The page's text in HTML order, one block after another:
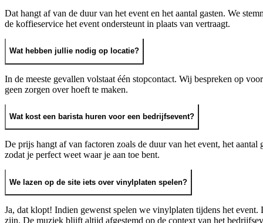
Dat hangt af van de duur van het event en het aantal gasten. We
de koffieservice het event ondersteunt in plaats van vertraagt.
Wat hebben jullie nodig op locatie?
In de meeste gevallen volstaat één stopcontact. Wij bespreken op
geen zorgen over hoeft te maken.
Wat kost een barista huren voor een bedrijfsevent?
De prijs hangt af van factoren zoals de duur van het event, het
zodat je perfect weet waar je aan toe bent.
We lazen op de site iets over vinylplaten spelen?
Ja, dat klopt! Indien gewenst spelen we vinylplaten tijdens het
zijn. De muziek blijft altijd afgestemd op de context van het